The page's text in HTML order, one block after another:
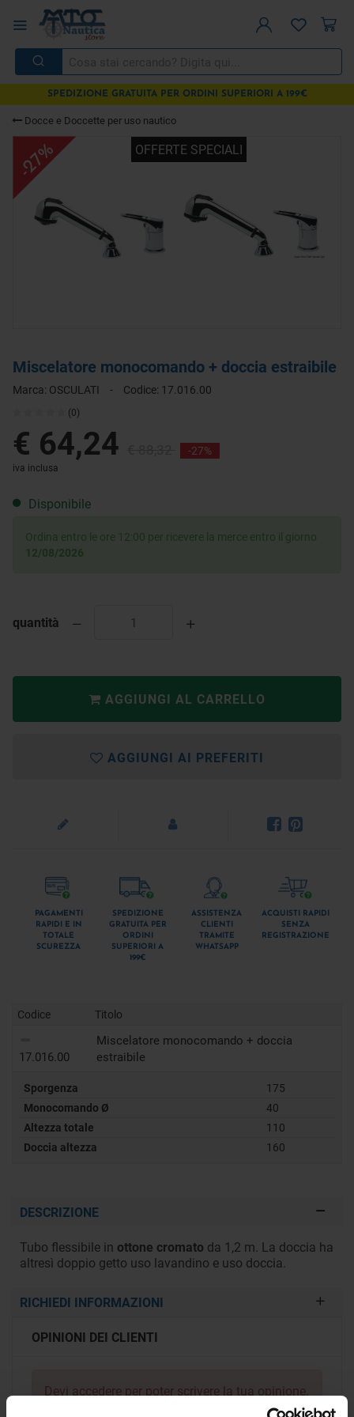
SPEDIZIONE GRATUITA PER ORDINI SUPERIORI A 199€
Docce e Doccette per uso nautico
OFFERTE SPECIALI
-27%
Miscelatore monocomando + doccia estraibile
Marca: OSCULATI - Codice: 17.016.00
(0)
€ 64,24 -27%
iva inclusa
Disponibile
Ordina entro le ore 12:00 per ricevere la merce entro il giorno
12/08/2026
quantità
AGGIUNGI AL CARRELLO
AGGIUNGI AI PREFERITI
PAGAMENTI
RAPIDI E IN
TOTALE
SCUREZZA
SPEDIZIONE
GRATUITA PER
ORDINI
SUPERIORI A
199€
ASSISTENZA
CLIENTI
TRAMITE
WHATSAPP
ACQUISTI RAPIDI
SENZA
REGISTRAZIONE
Codice Titolo
17.016.00
Miscelatore monocomando + doccia
estraibile
Sporgenza
175
Monocomando Ø
40
Altezza totale
110
Doccia altezza
160
DESCRIZIONE
Tubo flessibile in ottone cromato da 1,2 m. La doccia ha
altresì doppio getto uso lavandino e uso doccia.
RICHIEDI INFORMAZIONI
OPINIONI DEI CLIENTI
Devi accedere per poter scrivere la tua opinione.